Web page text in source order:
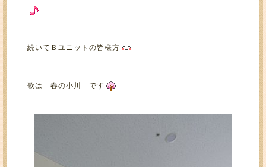
続いてＢユニットの皆様方
歌は 春の小川 です